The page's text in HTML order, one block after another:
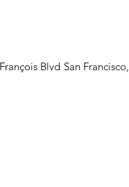
Blvd San Francisco,